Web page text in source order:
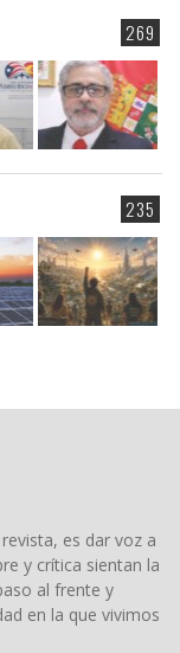
269
235
es dar voz a
y crítica sientan la
al frente y
en la que vivimos